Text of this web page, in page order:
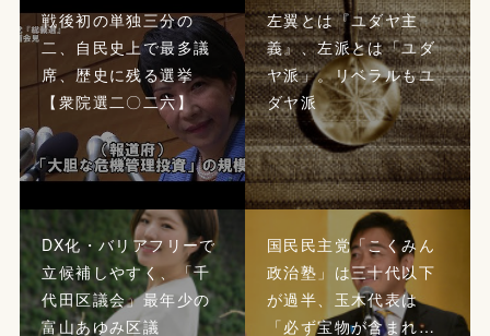
戦後初の単独三分の
二、自民史上で最多議
席、歴史に残る選挙
【衆院選二〇二六】
左翼とは『ユダヤ主
義』、左派とは「ユダ
ヤ派」。リベラルもユ
ダヤ派
DX化・バリアフリーで
立候補しやすく、「千
代田区議会」最年少の
富山あゆみ区議
国民民主党「こくみん
政治塾」は三十代以下
が過半、玉木代表は
「必ず宝物が含まれ…